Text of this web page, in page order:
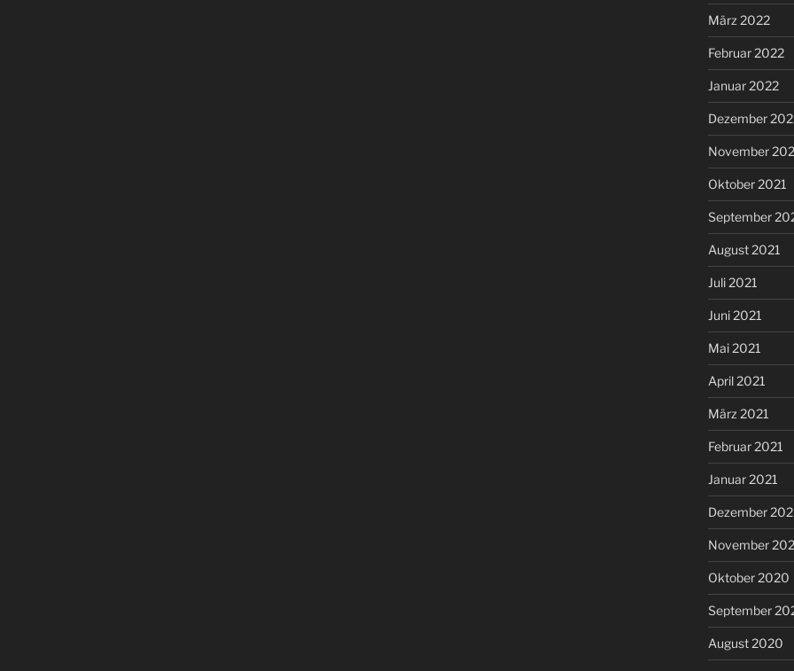
März 2022
Februar 2022
Januar 2022
Dezember
November
Oktober 2021
September
August 2021
Juli 2021
Juni 2021
Mai 2021
April 2021
März 2021
Februar 2021
Januar 2021
Dezember
November
Oktober 2020
September
August 2020